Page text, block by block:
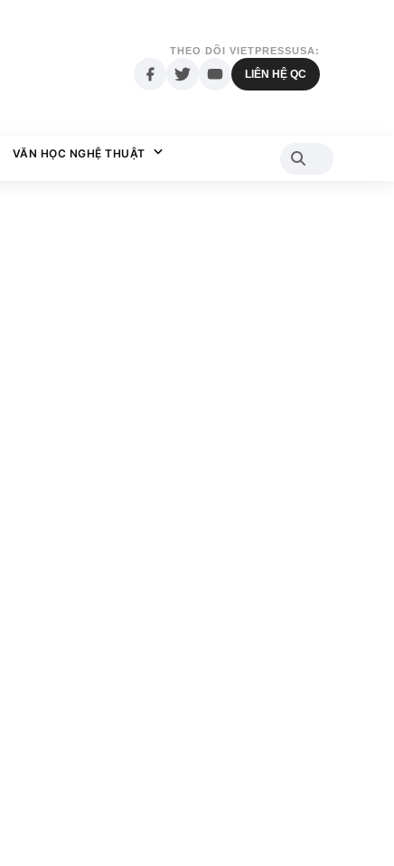
THEO DÕI VIETPRESSUSA:
LIÊN HỆ QC
VĂN HỌC NGHỆ THUẬT